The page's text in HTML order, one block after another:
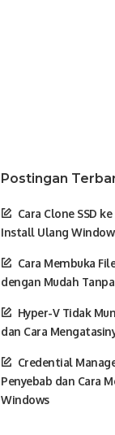
Postingan
Cara Clone SSD
Install Ulang
Cara Membuka
dengan Mudah
Hyper-V Tidak
dan Cara
Credential
Penyebab dan Cara
Windows